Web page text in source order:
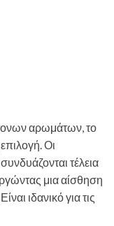
αρωμάτων, το
Οι
τέλεια
μια αίσθηση
ιδανικό για τις